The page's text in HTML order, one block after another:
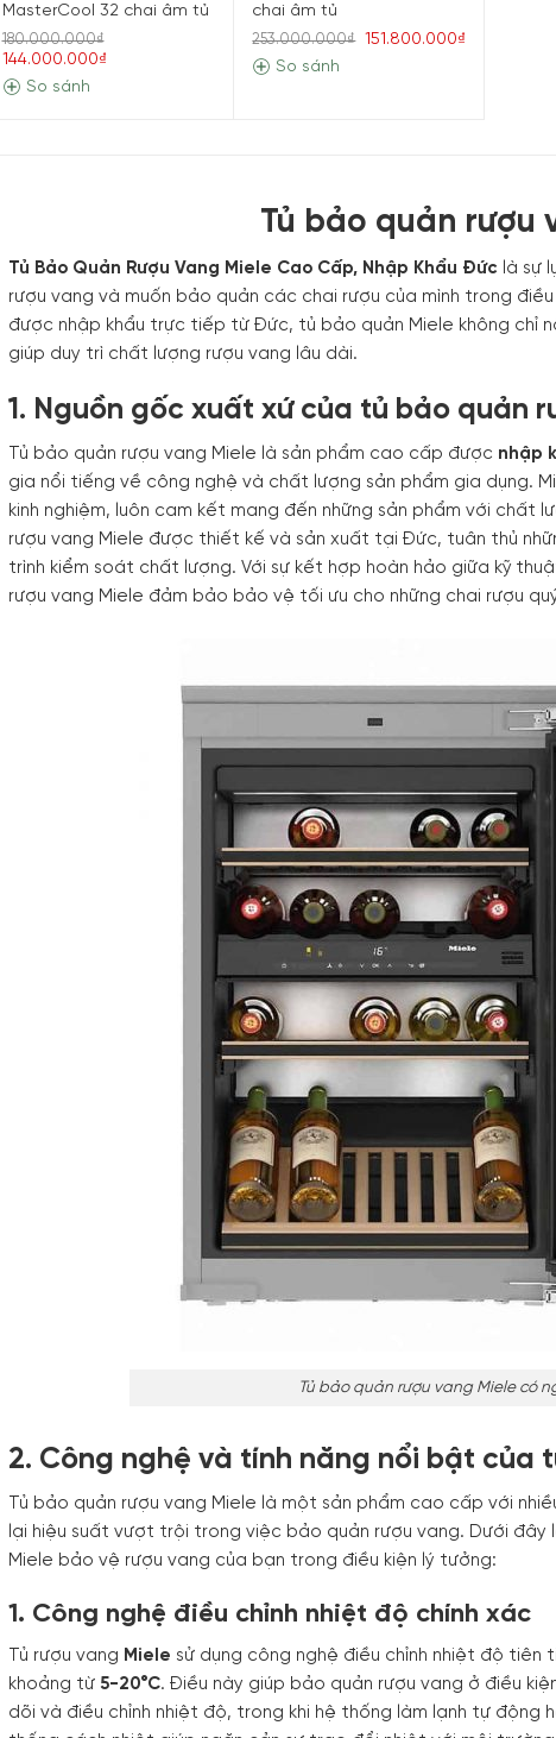
MasterCool 32 chai âm tủ
180.000.000₫
144.000.000₫
So sánh
chai âm tủ
253.000.000₫
151.800.000₫
So sánh
Tủ bảo quản rượu
Tủ Bảo Quản Rượu Vang Miele Cao Cấp, Nhập Khẩu Đức là sự
rượu vang và muốn bảo quản các chai rượu của mình trong
được nhập khẩu trực tiếp từ Đức, tủ bảo quản Miele không chỉ
giúp duy trì chất lượng rượu vang lâu dài.
1. Nguồn gốc xuất xứ của tủ bảo quản
Tủ bảo quản rượu vang Miele là sản phẩm cao cấp được nhập
gia nổi tiếng về công nghệ và chất lượng sản phẩm gia dụng.
kinh nghiệm, luôn cam kết mang đến những sản phẩm với
rượu vang Miele được thiết kế và sản xuất tại Đức, tuân thủ
trình kiểm soát chất lượng. Với sự kết hợp hoàn hảo giữa kỹ
rượu vang Miele đảm bảo bảo vệ tối ưu cho những chai rượu
Tủ bảo quản rượu vang Miele có
2. Công nghệ và tính năng nổi bật của
Tủ bảo quản rượu vang Miele là một sản phẩm cao cấp với
lại hiệu suất vượt trội trong việc bảo quản rượu vang. Dưới đây
Miele bảo vệ rượu vang của bạn trong điều kiện lý tưởng:
1. Công nghệ điều chỉnh nhiệt độ chính xác
Tủ rượu vang Miele sử dụng công nghệ điều chỉnh nhiệt độ
khoảng từ 5-20°C. Điều này giúp bảo quản rượu vang ở điều
dõi và điều chỉnh nhiệt độ, trong khi hệ thống làm lạnh tự động